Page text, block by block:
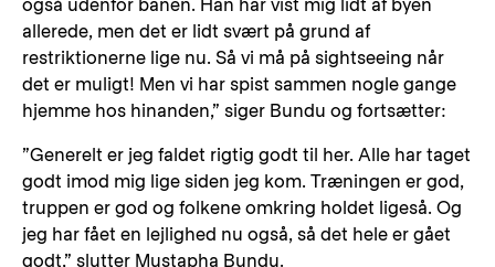
også udenfor banen. Han har vist mig lidt af byen
allerede, men det er lidt svært på grund af
restriktionerne lige nu. Så vi må på sightseeing når
det er muligt! Men vi har spist sammen nogle gange
hjemme hos hinanden,” siger Bundu og fortsætter:
”Generelt er jeg faldet rigtig godt til her. Alle har taget
godt imod mig lige siden jeg kom. Træningen er god,
truppen er god og folkene omkring holdet ligeså. Og
jeg har fået en lejlighed nu også, så det hele er gået
godt,” slutter Mustapha Bundu.